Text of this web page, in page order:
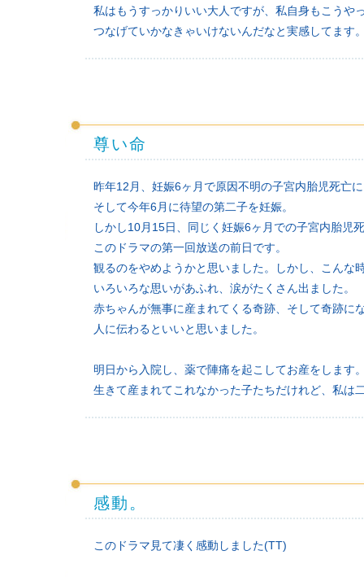
私はもうすっかりいい大人ですが、私自身もこうや
つなげていかなきゃいけないんだなと実感してます
尊い命
昨年12月、妊娠6ヶ月で原因不明の子宮内胎児死亡
そして今年6月に待望の第二子を妊娠。
しかし10月15日、同じく妊娠6ヶ月での子宮内胎児
このドラマの第一回放送の前日です。
観るのをやめようかと思いました。しかし、こんな
いろいろな思いがあふれ、涙がたくさん出ました。
赤ちゃんが無事に産まれてくる奇跡、そして奇跡
人に伝わるといいと思いました。
明日から入院し、薬で陣痛を起こしてお産をします
生きて産まれてこれなかった子たちだけれど、私は
感動。
このドラマ見て凄く感動しました(TT)